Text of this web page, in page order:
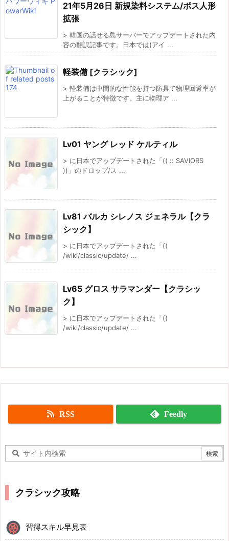
21年5月26日 新規染料システム/ボス人形
拡張
> 韓国の話せる島サーバーでアップデートされた内
容の翻訳記事です。日本では(アイ ...
軽装備 [クラシック]
> 軽装備は中間的な性能を持つ防具で物理回避率が
上がることが特徴です。主に物理ア ...
Lv01 ヤング レッド ケルティル
> に日本でアップデートされた「(( :: SAVIORS
))」のドロップ/ス ...
Lv81 バルカ シレノス ジェネラル【クラ
シック】
> に日本でアップデートされた「((
/wiki/classic/update/ ...
Lv65 グロス サラマンダー【クラシッ
ク】
> に日本でアップデートされた「((
/wiki/classic/update/ ...
RSS Feedly
クラシック攻略
習得スキル早見表